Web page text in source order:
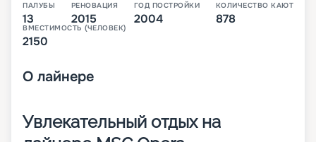
ПАЛУБЫ
13
РЕНОВАЦИЯ
2015
ГОД ПОСТРОЙКИ
2004
КОЛИЧЕСТВО КАЮТ
878
ВМЕСТИМОСТЬ (ЧЕЛОВЕК)
2150
О лайнере
Увлекательный отдых на